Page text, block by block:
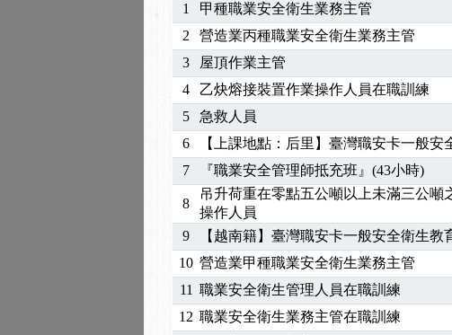
2025/06/06【進修課程】～～前導課程看這邊
2025/05/29【進修課程】前導課程推出公告！
2025/04/28 【進修課程】要怎麼進修自我？
2025/01/21「高壓氣體製造安全主任」、「
訓測驗
2025/01/15【線上課程】碳中和核心職能系列
2026/07/15 【免費研習】115年製造業危害預
2026/07/08【中心公告】因應颱風來襲，若遇
2026/05/06【產業人才投資】06/03-06/08堆
2026/04/24【製程安全評估人員】開課囉
2025/11/11
2025/11/10【中心公告】因應颱風來襲，若
2025/10/30【進修課程】2026年，課程意見蒐
2025/08/20【進修課程】SDS格式百百種？
2025/08/12【中心公告】因應颱風來襲，若
2025/07/06 【中心公告】颱風假114/07/07停班
1 甲種職業安全衛生業務主管
2 營造業丙種職業安全衛生業務主管
3 屋頂作業主管
4 乙炔熔接裝置作業操作人員在職訓練
5 急救人員
6 【上課地點：后里】臺灣職安卡一般安
7 『職業安全管理師抵充班』(43小時)
8
吊升荷重在零點五公噸以上未滿三公噸
操作人員
9 【越南籍】臺灣職安卡一般安全衛生教
10 營造業甲種職業安全衛生業務主管
11 職業安全衛生管理人員在職訓練
12 職業安全衛生業務主管在職訓練